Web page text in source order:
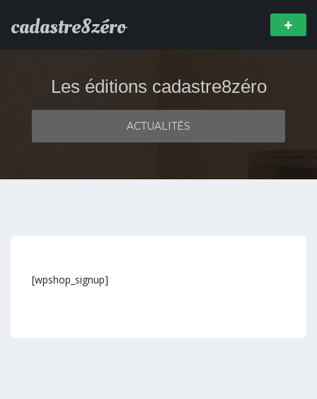
cadastre8zéro
Les éditions cadastre8zéro
ACTUALITÉS
[wpshop_signup]